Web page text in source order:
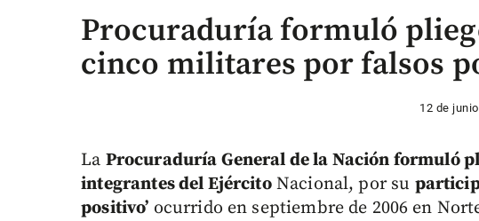
Procuraduría formuló
cinco militares por falsos
12 de
La Procuraduría General de la Nación formuló
integrantes del EjércitoNacional, por su
positivo’ ocurrido en septiembre de 2006 en